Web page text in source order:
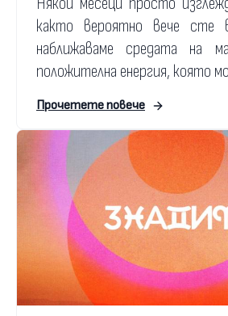
както вероятно вече сте
наближаваме средата на
положителна енергия, която
Прочетете повече